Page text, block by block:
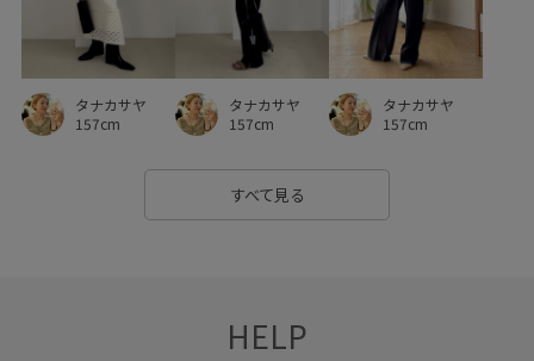
タナカサヤ
157cm
タナカサヤ
157cm
タナカサヤ
157cm
すべて見る
HELP